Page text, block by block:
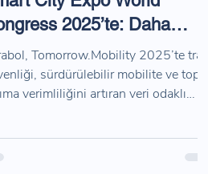
2025’te: Daha
Akıllı ve Temiz
İçin
Tomorrow.Mobility 2025’te trafik
sürdürülebilir mobilite ve toplu
verimliliğini artıran veri odaklı